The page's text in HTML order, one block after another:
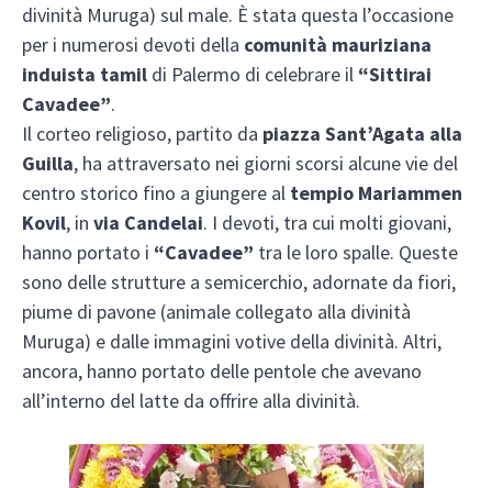
divinità Muruga) sul male. È stata questa l’occasione
per i numerosi devoti della comunità mauriziana
induista tamil di Palermo di celebrare il “Sittirai
Cavadee”.
Il corteo religioso, partito da piazza Sant’Agata alla
Guilla, ha attraversato nei giorni scorsi alcune vie del
centro storico fino a giungere al tempio Mariammen
Kovil, in via Candelai. I devoti, tra cui molti giovani,
hanno portato i “Cavadee” tra le loro spalle. Queste
sono delle strutture a semicerchio, adornate da fiori,
piume di pavone (animale collegato alla divinità
Muruga) e dalle immagini votive della divinità. Altri,
ancora, hanno portato delle pentole che avevano
all’interno del latte da offrire alla divinità.